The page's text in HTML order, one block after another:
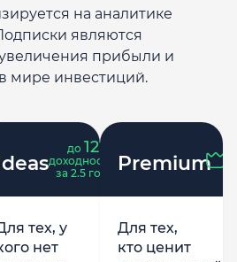
на аналитике
являются
прибыли и
мире инвестиций.
до 121
доходность
за 2.5 года
тех, у
нет
Premium
Для тех,
кто ценит